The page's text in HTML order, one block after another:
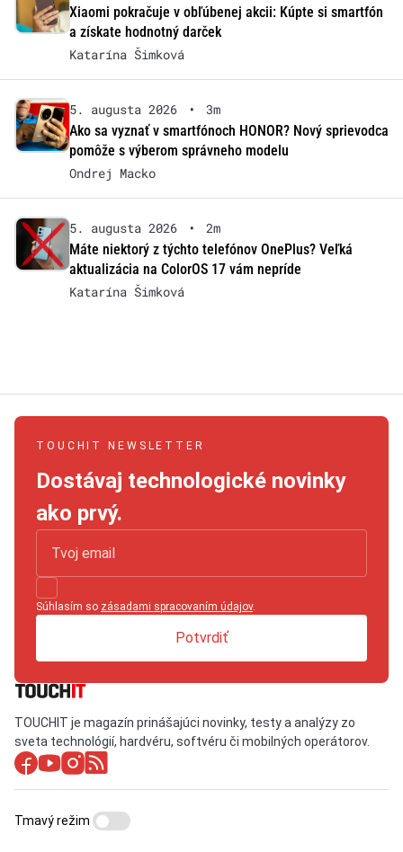
Xiaomi pokračuje v obľúbenej akcii: Kúpte si smartfón
a získate hodnotný darček
Katarína Šimková
5. augusta 2026 •
3m
Ako sa vyznať v smartfónoch HONOR? Nový sprievodca
pomôže s výberom správneho modelu
Ondrej Macko
5. augusta 2026 •
2m
Máte niektorý z týchto telefónov OnePlus? Veľká
aktualizácia na ColorOS 17 vám nepríde
Katarína Šimková
TOUCHIT NEWSLETTER
Dostávaj technologické novinky
ako prvý.
Súhlasím so zásadami spracovaním údajov.
Potvrdiť
TOUCHIT je magazín prinášajúci novinky, testy a analýzy zo
sveta technológií, hardvéru, softvéru či mobilných operátorov.
Tmavý režim